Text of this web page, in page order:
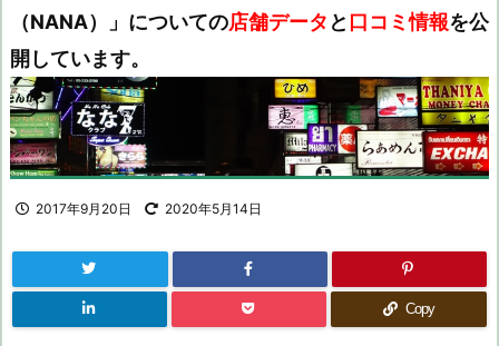
（NANA）」についての店舗データ と 口コミ情報を公
開しています。
2017年9月20日 2020年5月14日
Copy